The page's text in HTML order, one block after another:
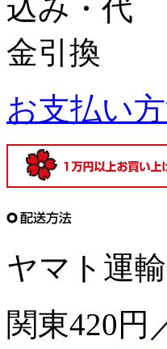
お支払い
ヤマト運
関東420円